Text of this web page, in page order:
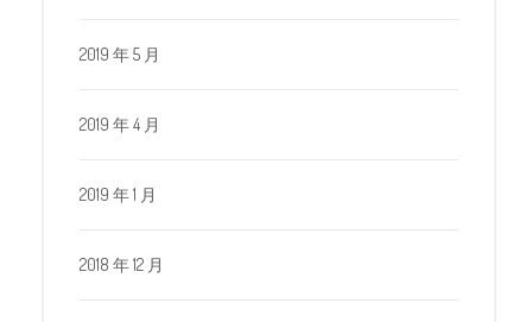
2019 年 5 月
2019 年 4 月
2019 年 1 月
2018 年 12 月